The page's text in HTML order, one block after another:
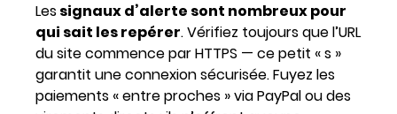
Lessignaux d’alerte sont nombreux pour
qui sait les repérer. Vérifiez toujours que l’URL
du site commence par HTTPS — ce petit « s »
garantit une connexion sécurisée. Fuyez les
paiements « entre proches » via PayPal ou des